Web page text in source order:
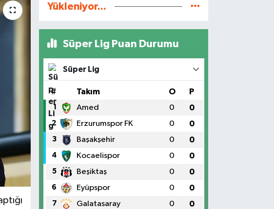
Yükleniyor...
Süper Lig Puan Durumu
Süper Lig
# Takım O P
1 Amed 0 0
2 Erzurumspor FK 0 0
3 Başakşehir 0 0
4 Kocaelispor 0 0
5 Beşiktaş 0 0
6 Eyüpspor 0 0
7 Galatasaray 0 0